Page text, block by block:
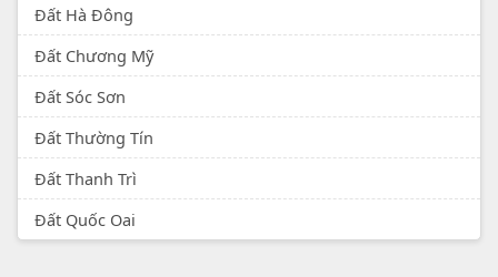
Đất Hà Đông
Đất Chương Mỹ
Đất Sóc Sơn
Đất Thường Tín
Đất Thanh Trì
Đất Quốc Oai